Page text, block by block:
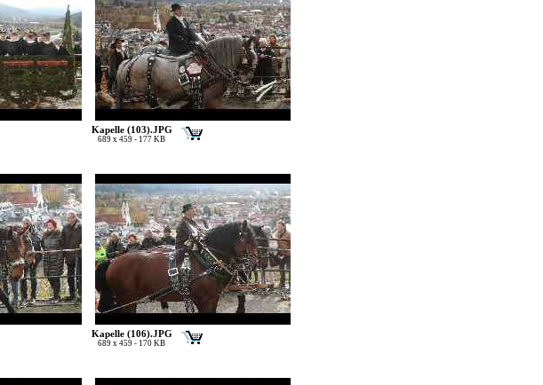
Kapelle (103).JPG
689 x 459 - 177 KB
Kapelle (106).JPG
689 x 459 - 170 KB